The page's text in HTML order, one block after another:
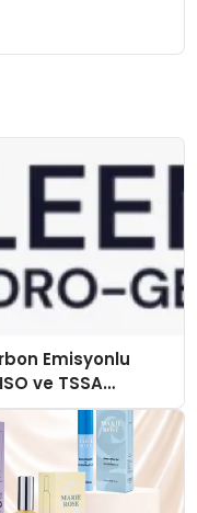
Emisyonlu
ve TSSA